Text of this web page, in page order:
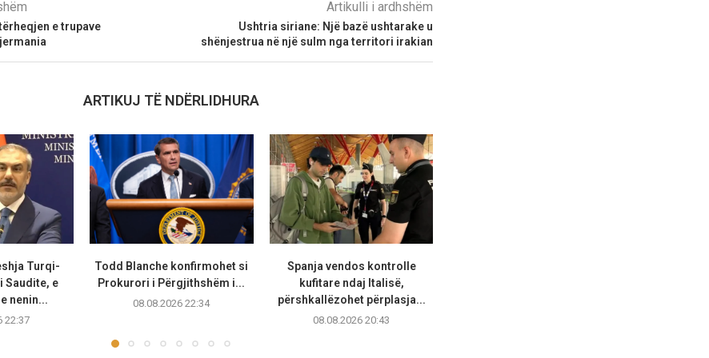
e trupave
Artikulli i ardhshëm
Ushtria siriane: Një bazë ushtarake u
shënjestrua në një sulm nga territori irakian
ARTIKUJ TË NDËRLIDHURA
Turqi-
Saudite, e
nenin...
22:37
Todd Blanche konfirmohet si
Prokurori i Përgjithshëm i...
08.08.2026 22:34
Spanja vendos kontrolle
kufitare ndaj Italisë,
përshkallëzohet përplasja...
08.08.2026 20:43